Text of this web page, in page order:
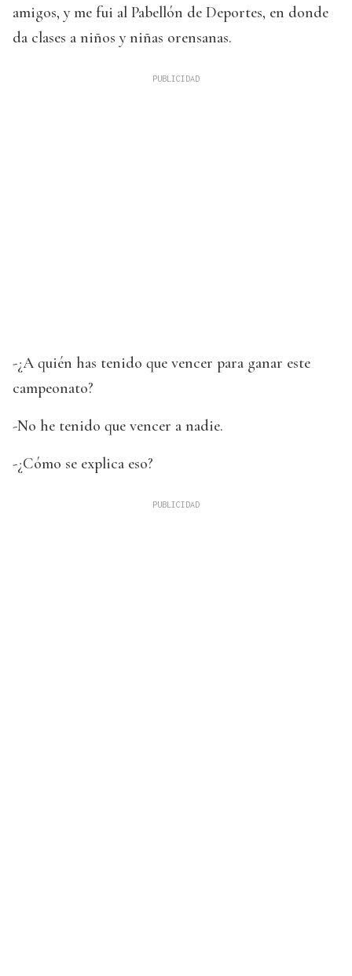
amigos, y me fui al Pabellón de Deportes, en donde
da clases a niños y niñas orensanas.
-¿A quién has tenido que vencer para ganar este
campeonato?
-No he tenido que vencer a nadie.
-¿Cómo se explica eso?